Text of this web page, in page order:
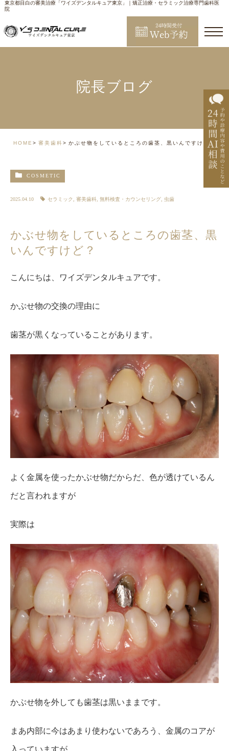
東京都目白の審美治療「ワイズデンタルキュア東京」｜矯正治療・セラミック治療専門歯科医
院
院長ブログ
HOME 審美歯科 かぶせ物をしているところの歯茎、黒いんですけど？
COSMETIC
2025.04.10 セラミック 審美歯科 無料検査・カウンセリング 虫歯
かぶせ物をしているところの歯茎、黒
いんですけど？
こんにちは、ワイズデンタルキュアです。
かぶせ物の交換の理由に
歯茎が黒くなっていることがあります。
よく金属を使ったかぶせ物だからだ、色が透けているん
だと言われますが
実際は
かぶせ物を外しても歯茎は黒いままです。
まあ内部に今はあまり使わないであろう、金属のコアが